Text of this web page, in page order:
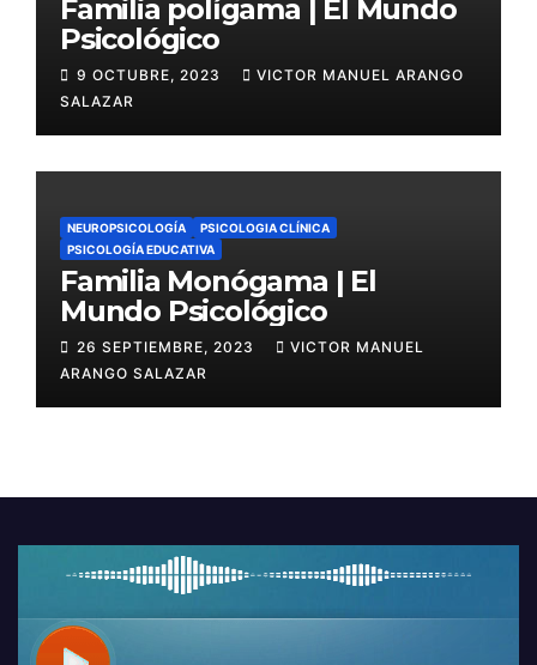
Familia polígama | El Mundo
Psicológico
9 OCTUBRE, 2023
VICTOR MANUEL ARANGO
SALAZAR
NEUROPSICOLOGÍA
PSICOLOGIA CLÍNICA
PSICOLOGÍA EDUCATIVA
Familia Monógama | El
Mundo Psicológico
26 SEPTIEMBRE, 2023
VICTOR MANUEL
ARANGO SALAZAR